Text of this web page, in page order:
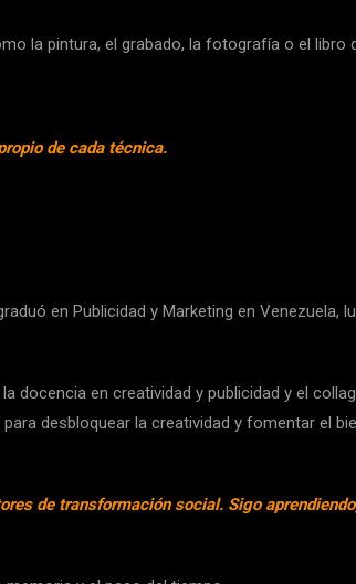
la pintura, el grabado, la fotografía o el libro
de cada técnica.
en Publicidad y Marketing en Venezuela,
docencia en creatividad y publicidad y el
desbloquear la creatividad y fomentar el
de transformación social. Sigo